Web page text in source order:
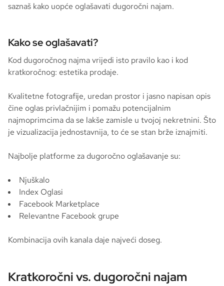
saznaš kako uopće oglašavati dugoročni najam.
Kako se oglašavati?
Kod dugoročnog najma vrijedi isto pravilo kao i kod
kratkoročnog: estetika prodaje.
Kvalitetne fotografije, uredan prostor i jasno napisan opis
čine oglas privlačnijim i pomažu potencijalnim
najmoprimcima da se lakše zamisle u tvojoj nekretnini. Što
je vizualizacija jednostavnija, to će se stan brže iznajmiti.
Najbolje platforme za dugoročno oglašavanje su:
Njuškalo
Index Oglasi
Facebook Marketplace
Relevantne Facebook grupe
Kombinacija ovih kanala daje najveći doseg.
Kratkoročni vs. dugoročni najam